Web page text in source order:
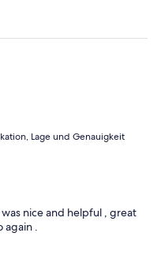
Lage und Genauigkeit
nice and helpful , great
again .